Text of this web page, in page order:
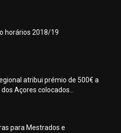
horários 2018/19
atribui prémio de 500€ a
Açores colocados...
para Mestrados e